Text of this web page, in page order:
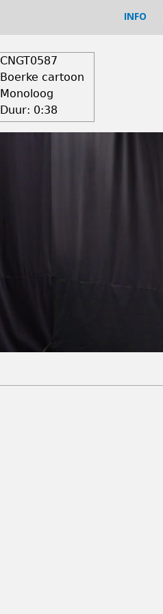
INFO
CNGT0587
Boerke cartoon
Monoloog
Duur: 0:38